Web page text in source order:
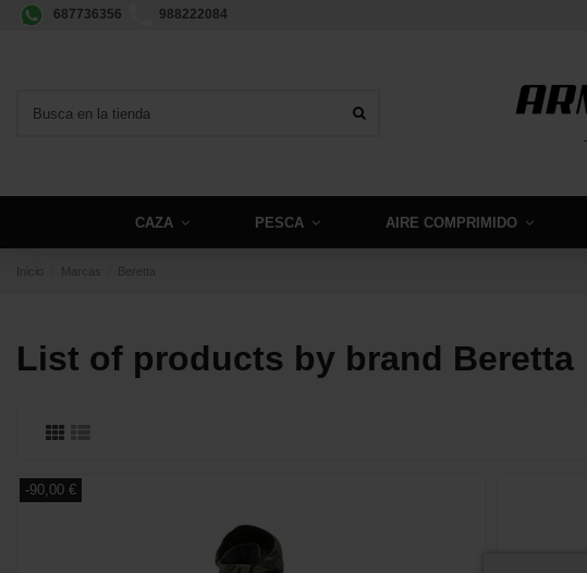
687736356 988222084
CAZA PESCA AIRE COMPRIMIDO
Inicio Marcas Beretta
List of products by brand Beretta
-90,00 €